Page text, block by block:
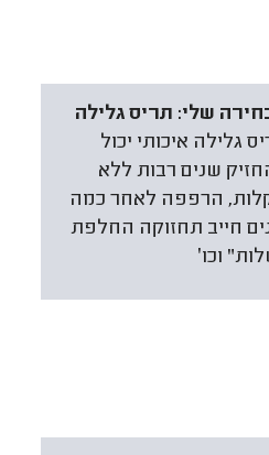
שלי: תריס גלילה
גלילה איכותי יכול
שנים רבות ללא
הרפפה לאחר כמה
חייב תחזוקה החלפת
וכו׳